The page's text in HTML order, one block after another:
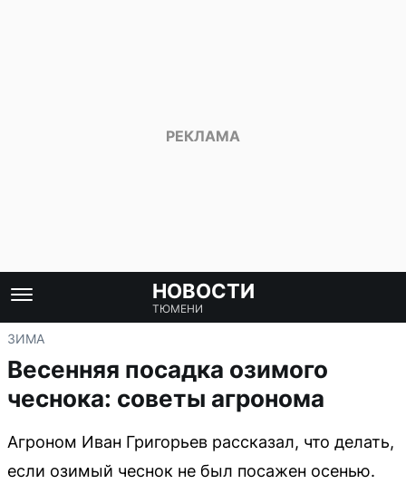
НОВОСТИ
ТЮМЕНИ
ЗИМА
Весенняя посадка озимого
чеснока: советы агронома
Агроном Иван Григорьев рассказал, что делать,
если озимый чеснок не был посажен осенью.